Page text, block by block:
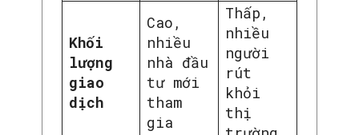
Khối
lượng
giao
dịch
Cao,
nhiều
nhà đầu
tư mới
tham
gia
Thấp,
nhiều
người
rút
khỏi
thị